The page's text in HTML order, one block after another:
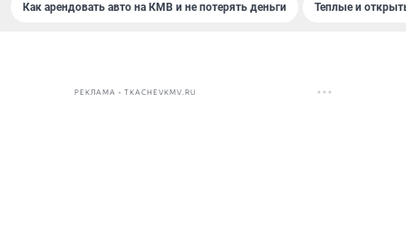
Как арендовать авто на КМВ и не потерять деньги Теплые и
РЕКЛАМА • TKACHEVKMV.RU